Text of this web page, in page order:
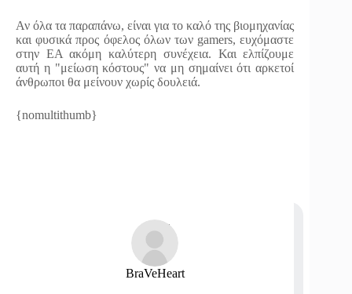
Αν όλα τα παραπάνω, είναι για το καλό της βιομηχανίας
και φυσικά προς όφελος όλων των gamers, ευχόμαστε
στην EA ακόμη καλύτερη συνέχεια. Και ελπίζουμε
αυτή η "μείωση κόστους" να μη σημαίνει ότι αρκετοί
άνθρωποι θα μείνουν χωρίς δουλειά.
{nomultithumb}
BraVeHeart